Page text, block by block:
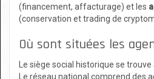
(financement, affacturage) et les
(conservation et trading de
Où sont situées les
Le siège social historique se trouve
Le réseau national comprend des